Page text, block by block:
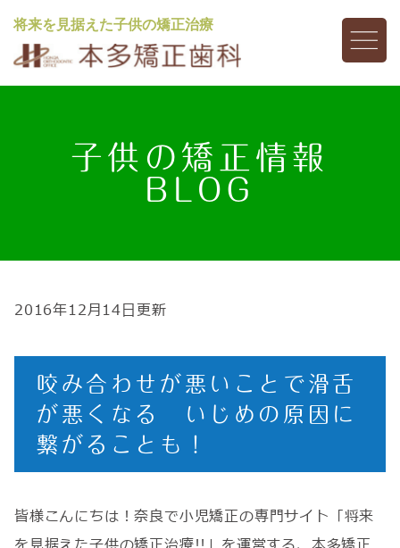
将来を見据えた子供の矯正治療
子供の矯正情報
BLOG
2016年12月14日更新
咬み合わせが悪いことで滑舌
が悪くなる いじめの原因に
繋がることも！
皆様こんにちは！奈良で小児矯正の専門サイト「将来